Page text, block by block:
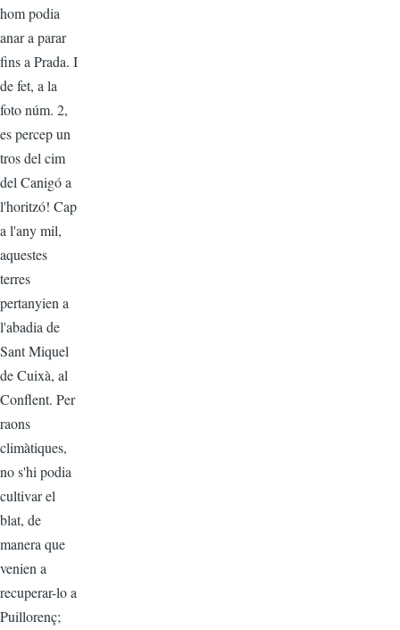
hom podia
anar a parar
fins a Prada. I
de fet, a la
foto núm. 2,
es percep un
tros del cim
del Canigó a
l'horitzó! Cap
a l'any mil,
aquestes
terres
pertanyien a
l'abadia de
Sant Miquel
de Cuixà, al
Conflent. Per
raons
climàtiques,
no s'hi podia
cultivar el
blat, de
manera que
venien a
recuperar-lo a
Puillorenç;